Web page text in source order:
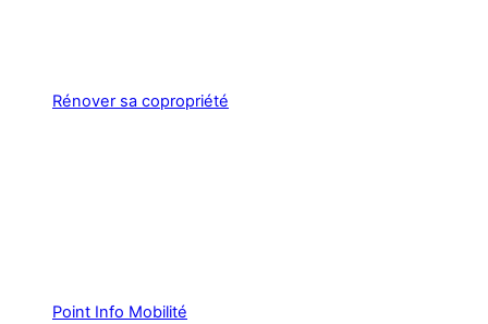
Rénover sa copropriété
Point Info Mobilité